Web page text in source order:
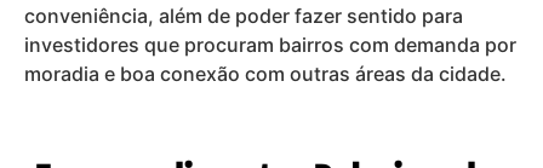
conveniência, além de poder fazer sentido para
investidores que procuram bairros com demanda por
moradia e boa conexão com outras áreas da cidade.